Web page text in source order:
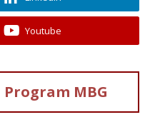
Youtube
Program MBG